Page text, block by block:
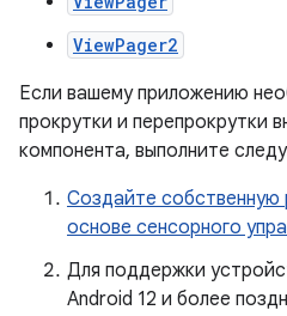
ViewPager2
Если вашему приложению
прокрутки и перепрокрутки
компонента, выполните
Создайте собственную
основе сенсорного
Для поддержки
Android 12 и более